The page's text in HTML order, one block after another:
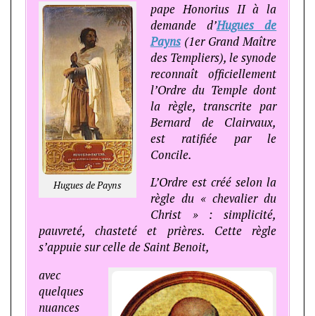
Hugues de Payns
pape Honorius II à la
demande d’Hugues de
Payns(1er Grand Maître
des Templiers), le synode
reconnaît officiellement
l’Ordre du Temple dont
la règle, transcrite par
Bernard de Clairvaux,
est ratifiée par le
Concile.
L’Ordre est créé selon la
règle du « chevalier du
Christ » : simplicité,
pauvreté, chasteté et prières. Cette règle
s’appuie sur celle de Saint Benoit,
avec
quelques
nuances